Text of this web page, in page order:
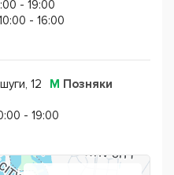
відстеження заходів
валюта - діркоінти, які
- 19:00
- 16:00
12 М Позняки
- 19:00